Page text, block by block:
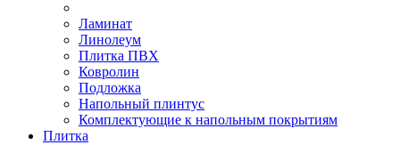
Ламинат
Линолеум
Плитка ПВХ
Ковролин
Подложка
Напольный плинтус
Комплектующие к напольным покрытиям
Плитка